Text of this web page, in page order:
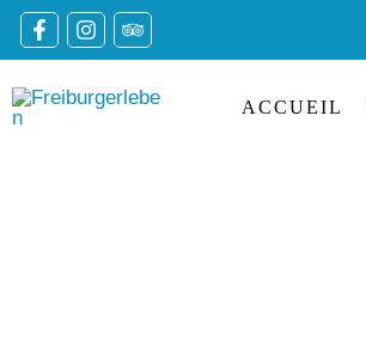
Skip
ACCUEIL